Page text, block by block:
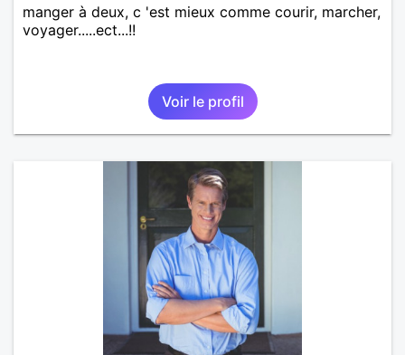
manger à deux, c 'est mieux comme courir, marcher,
voyager.....ect...!!
Voir le profil